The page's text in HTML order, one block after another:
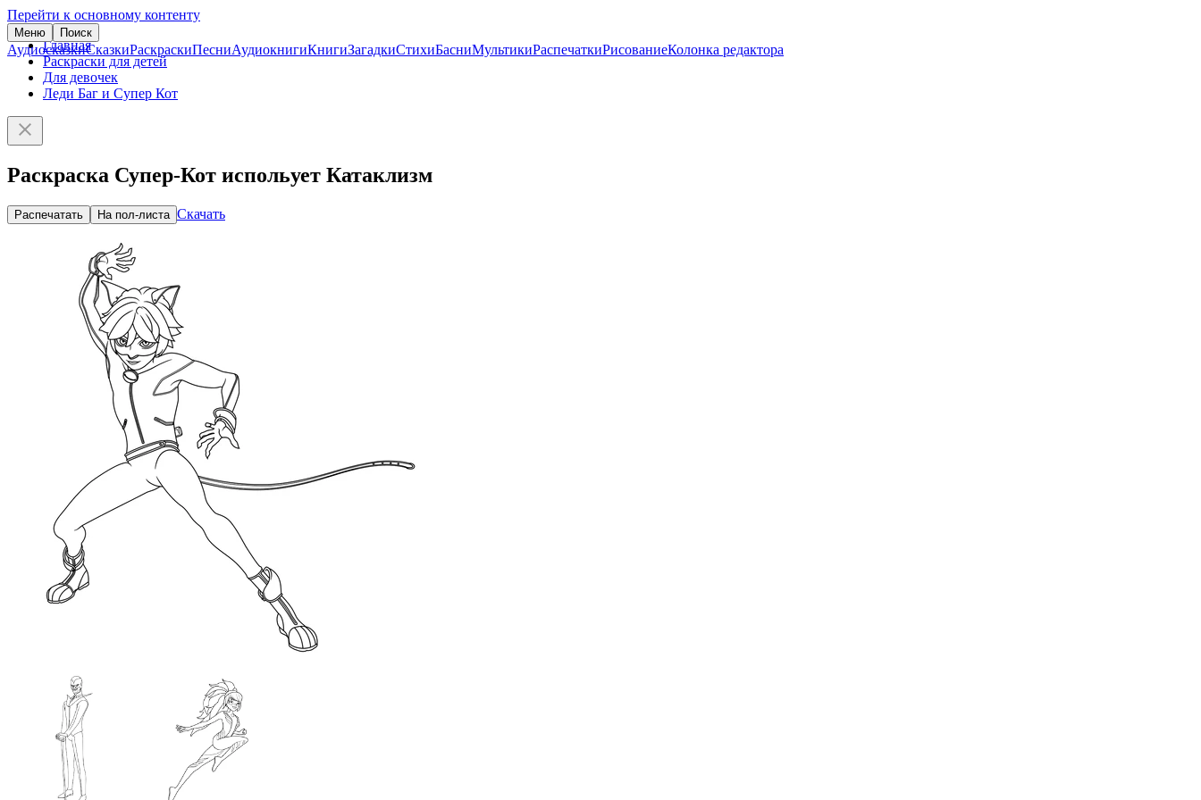
Перейти к основному контенту
Меню Поиск
АудиосказкиСказкиРаскраскиПесниАудиокнигиКнигиЗагадкиСтихиБасниМультикиРаспечаткиРисованиеКолонка редактора
Главная
Раскраски для детей
Для девочек
Леди Баг и Супер Кот
Раскраска Супер-Кот испольует Катаклизм
Распечатать На пол-листа Скачать